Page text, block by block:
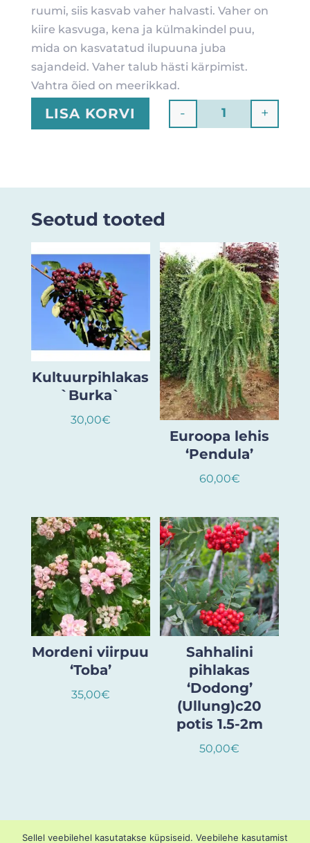
ruumi, siis kasvab vaher halvasti. Vaher on
kiire kasvuga, kena ja külmakindel puu,
mida on kasvatatud ilupuuna juba
sajandeid. Vaher talub hästi kärpimist.
Vahtra õied on meerikkad.
Quantity
- +
LISA KORVI
Seotud tooted
Kultuurpihlakas
`Burka`
30,00€
Euroopa lehis
‘Pendula’
60,00€
Mordeni viirpuu
‘Toba’
35,00€
Sahhalini
pihlakas
‘Dodong’
(Ullung)c20
potis 1.5-2m
50,00€
Sellel veebilehel kasutatakse küpsiseid. Veebilehe kasutamist